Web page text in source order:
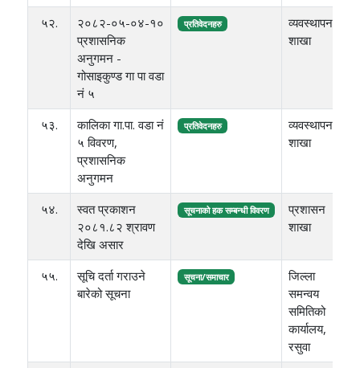
५२.
२०८२-०५-०४-१०
प्रशासनिक
अनुगमन -
गोसाइकुण्ड गा पा वडा
नं ५
प्रतिवेदनहरु
व्यवस्थापन
शाखा
५३.
कालिका गा.पा. वडा नं
५ विवरण,
प्रशासनिक
अनुगमन
प्रतिवेदनहरु
व्यवस्थापन
शाखा
५४.
स्वत प्रकाशन
२०८१.८२ श्रावण
देखि असार
सूचनाको हक सम्बन्धी विवरण
प्रशासन
शाखा
५५.
सूचि दर्ता गराउने
बारेको सूचना
सूचना/समाचार
जिल्ला
समन्वय
समितिको
कार्यालय,
रसुवा